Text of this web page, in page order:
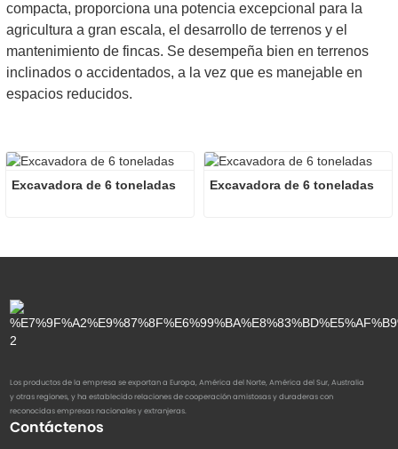
compacta, proporciona una potencia excepcional para la
agricultura a gran escala, el desarrollo de terrenos y el
mantenimiento de fincas. Se desempeña bien en terrenos
inclinados o accidentados, a la vez que es manejable en
espacios reducidos.
Excavadora de 6 toneladas Excavadora de 6 toneladas
Los productos de la empresa se exportan a Europa, América del Norte, América del Sur, Australia
y otras regiones, y ha establecido relaciones de cooperación amistosas y duraderas con
reconocidas empresas nacionales y extranjeras.
Contáctenos